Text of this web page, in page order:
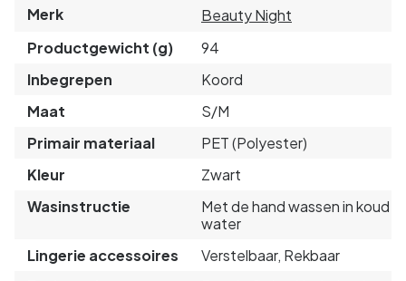
Merk
Beauty Night
Productgewicht (g)
94
Inbegrepen
Koord
Maat
S/M
Primair materiaal
PET (Polyester)
Kleur
Zwart
Wasinstructie
Met de hand wassen in koud
water
Lingerie accessoires
Verstelbaar, Rekbaar